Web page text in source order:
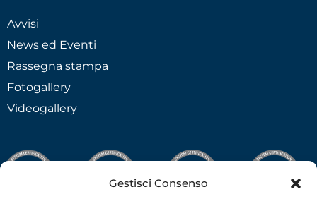
Gestisci Consenso
Avvisi
News ed Eventi
Rassegna stampa
Fotogallery
Videogallery